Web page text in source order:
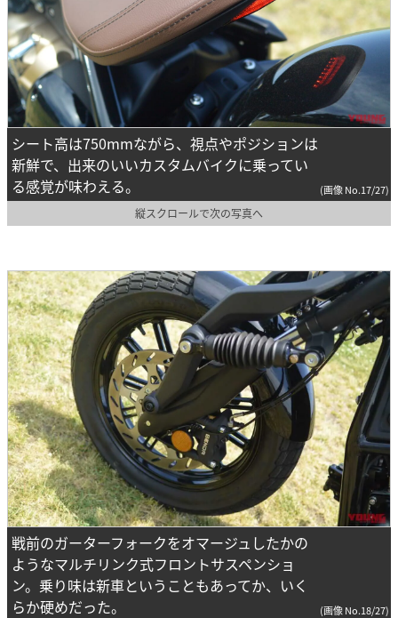
シート高は750mmながら、視点やポジションは
新鮮で、出来のいいカスタムバイクに乗ってい
る感覚が味わえる。
(画像 No.17/27)
縦スクロールで次の写真へ
戦前のガーターフォークをオマージュしたかの
ようなマルチリンク式フロントサスペンショ
ン。乗り味は新車ということもあってか、いく
らか硬めだった。
(画像 No.18/27)